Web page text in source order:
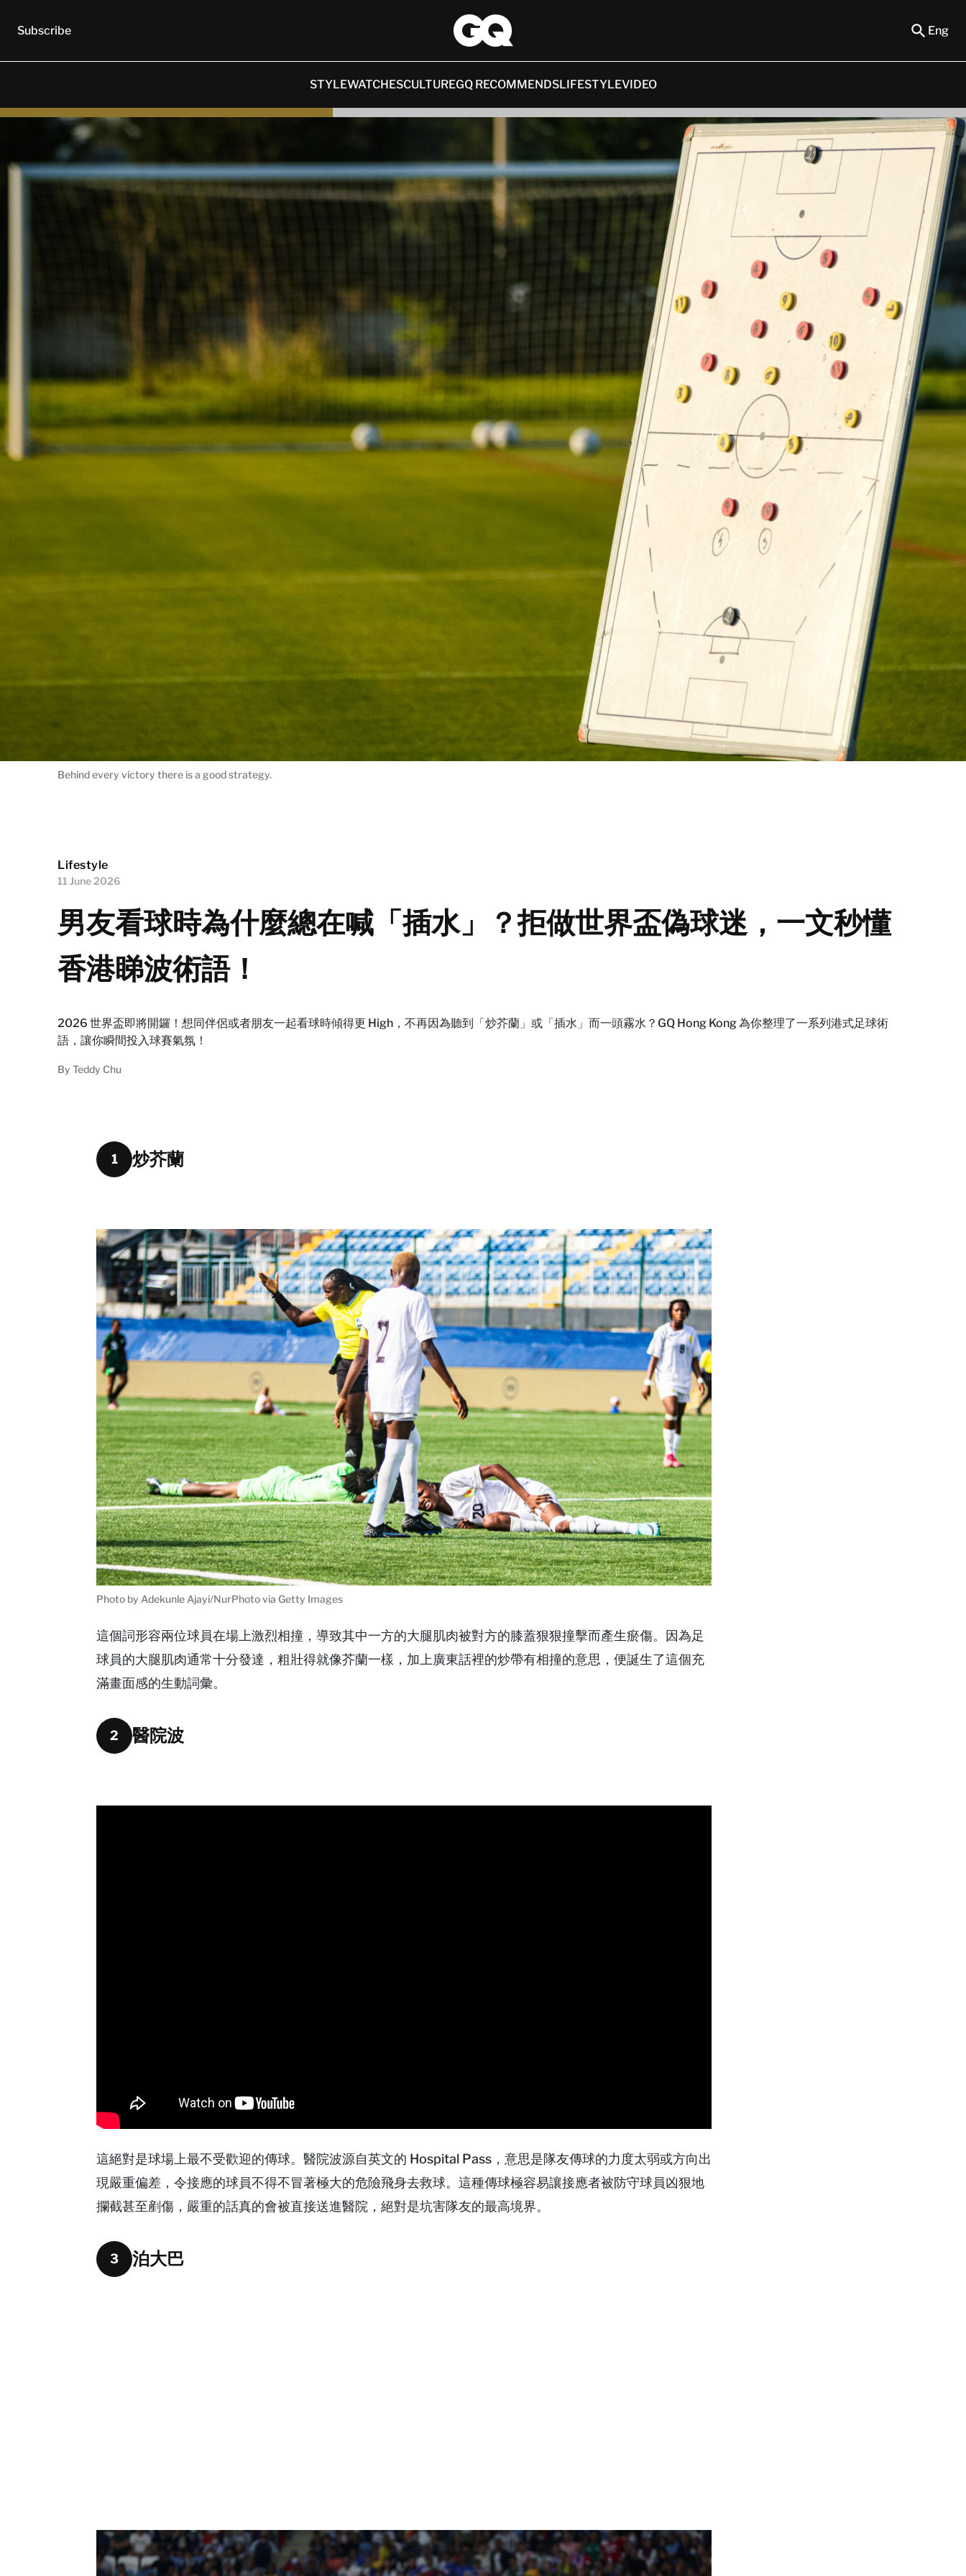
Subscribe Eng
STYLEWATCHESCULTUREGQ RECOMMENDSLIFESTYLEVIDEO
Behind every victory there is a good strategy.
Lifestyle
11 June 2026
男友看球時為什麼總在喊「插水」？拒做世界盃偽球迷，一文秒懂
香港睇波術語！
2026 世界盃即將開鑼！想同伴侶或者朋友一起看球時傾得更 High，不再因為聽到「炒芥蘭」或「插水」而一頭霧水？GQ Hong Kong 為你整理了一系列港式足球術
語，讓你瞬間投入球賽氣氛！
By Teddy Chu
1 炒芥蘭
Photo by Adekunle Ajayi/NurPhoto via Getty Images
這個詞形容兩位球員在場上激烈相撞，導致其中一方的大腿肌肉被對方的膝蓋狠狠撞擊而產生瘀傷。因為足
球員的大腿肌肉通常十分發達，粗壯得就像芥蘭一樣，加上廣東話裡的炒帶有相撞的意思，便誕生了這個充
滿畫面感的生動詞彙。
2 醫院波
這絕對是球場上最不受歡迎的傳球。醫院波源自英文的 Hospital Pass，意思是隊友傳球的力度太弱或方向出
現嚴重偏差，令接應的球員不得不冒著極大的危險飛身去救球。這種傳球極容易讓接應者被防守球員凶狠地
攔截甚至剷傷，嚴重的話真的會被直接送進醫院，絕對是坑害隊友的最高境界。
3 泊大巴